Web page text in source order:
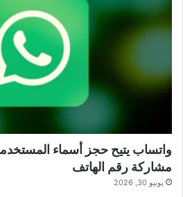
واتساب يتيح حجز أسماء
مشاركة رقم الهاتف
يونيو 30, 2026